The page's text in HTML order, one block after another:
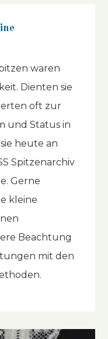
waren
Dienten sie
oft zur
und Status in
heute an
Spitzenarchiv
Gerne
kleine
Beachtung
mit den